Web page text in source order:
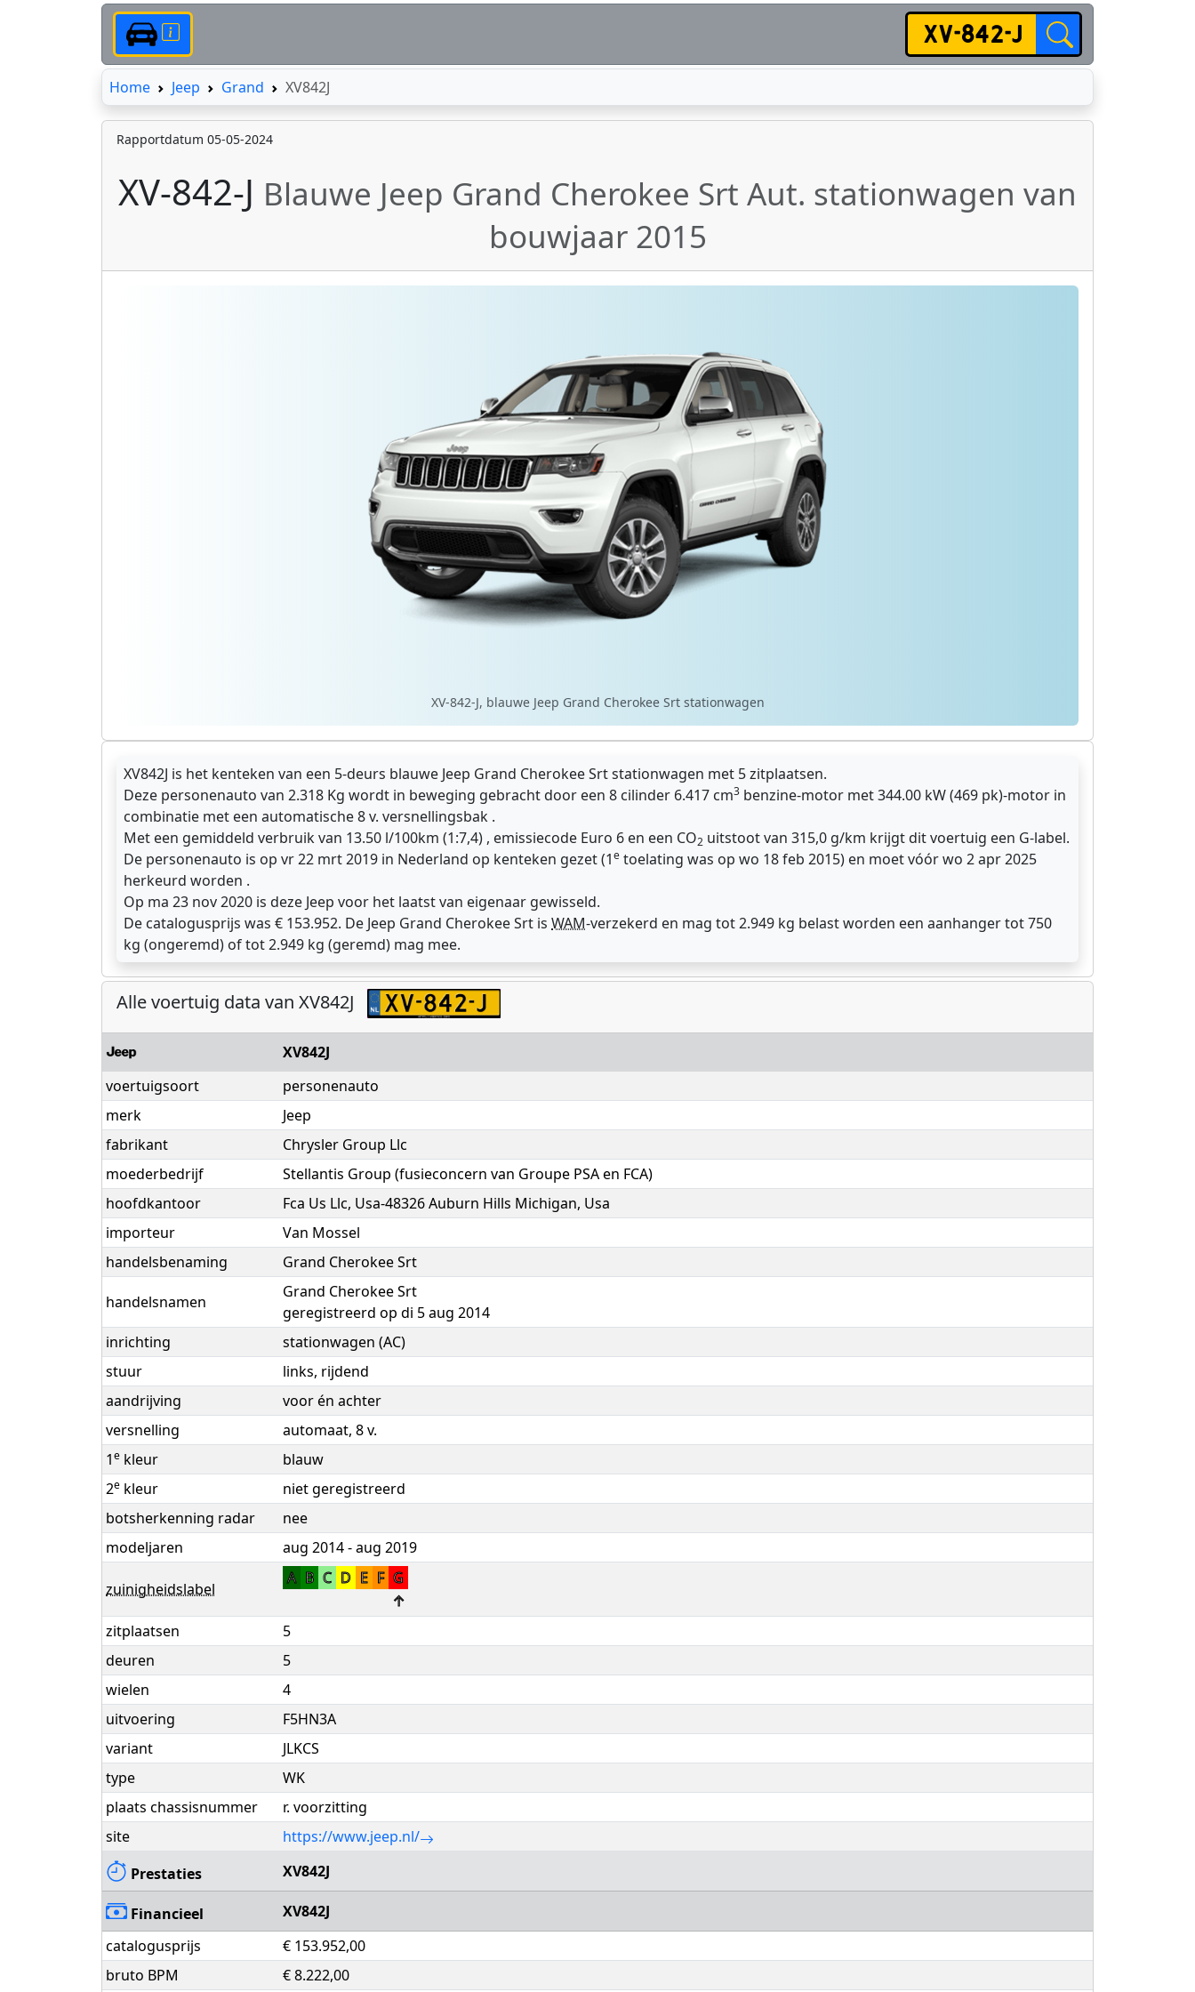
HomeHome
Jeep Grand XV842J
Rapportdatum 05-05-2024
XV-842-J Blauwe Jeep Grand Cherokee Srt Aut. stationwagen van
bouwjaar 2015
XV-842-J, blauwe Jeep Grand Cherokee Srt stationwagen
XV842J is het kenteken van een 5-deurs blauwe Jeep Grand Cherokee Srt stationwagen met 5 zitplaatsen.
Deze personenauto van 2.318 Kg wordt in beweging gebracht door een 8 cilinder 6.417 cm3 benzine-motor met 344.00 kW (469 pk)-motor in
combinatie met een automatische 8 v. versnellingsbak .
Met een gemiddeld verbruik van 13.50 l/100km (1:7,4) , emissiecode Euro 6 en een CO2 uitstoot van 315,0 g/km krijgt dit voertuig een G-label.
De personenauto is op vr 22 mrt 2019 in Nederland op kenteken gezet (1e toelating was op wo 18 feb 2015) en moet vóór wo 2 apr 2025
herkeurd worden .
Op ma 23 nov 2020 is deze Jeep voor het laatst van eigenaar gewisseld.
De catalogusprijs was € 153.952. De Jeep Grand Cherokee Srt is WAM-verzekerd en mag tot 2.949 kg belast worden een aanhanger tot 750
kg (ongeremd) of tot 2.949 kg (geremd) mag mee.
Alle voertuig data van XV842J
XV842J
voertuigsoort
personenauto
merk
Jeep
fabrikant
Chrysler Group Llc
moederbedrijf
Stellantis Group (fusieconcern van Groupe PSA en FCA)
hoofdkantoor
Fca Us Llc, Usa-48326 Auburn Hills Michigan, Usa
importeur
Van Mossel
handelsbenaming
Grand Cherokee Srt
handelsnamen
Grand Cherokee Srt
geregistreerd op di 5 aug 2014
inrichting
stationwagen (AC)
stuur
links, rijdend
aandrijving
voor én achter
versnelling
automaat, 8 v.
1e kleur
blauw
2e kleur
niet geregistreerd
botsherkenning radar
nee
modeljaren
aug 2014 - aug 2019
zuinigheidslabel
A B C D E F G
↑
zitplaatsen
5
deuren
5
wielen
4
uitvoering
F5HN3A
variant
JLKCS
type
WK
plaats chassisnummer
r. voorzitting
site
https://www.jeep.nl/
Prestaties
XV842J
Financieel
XV842J
catalogusprijs
€ 153.952,00
bruto BPM
€ 8.222,00